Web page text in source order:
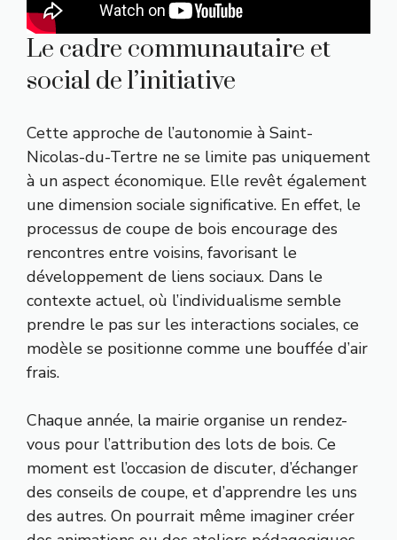
Le cadre communautaire et
social de l’initiative
Cette approche de l’autonomie à Saint-
Nicolas-du-Tertre ne se limite pas uniquement
à un aspect économique. Elle revêt également
une dimension sociale significative. En effet, le
processus de coupe de bois encourage des
rencontres entre voisins, favorisant le
développement de liens sociaux. Dans le
contexte actuel, où l’individualisme semble
prendre le pas sur les interactions sociales, ce
modèle se positionne comme une bouffée d’air
frais.
Chaque année, la mairie organise un rendez-
vous pour l’attribution des lots de bois. Ce
moment est l’occasion de discuter, d’échanger
des conseils de coupe, et d’apprendre les uns
des autres. On pourrait même imaginer créer